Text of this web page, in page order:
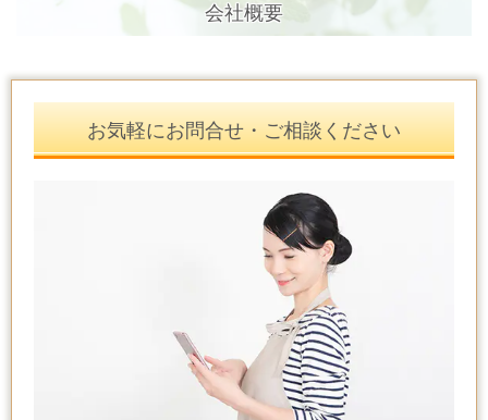
会社概要
お気軽にお問合せ・ご相談ください